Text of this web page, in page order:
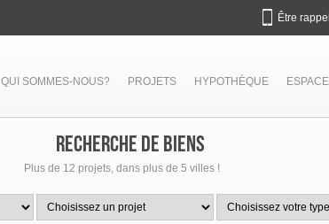
Être
QUI SOMMES-NOUS? PROJETS HYPOTHÈQUE
RECHERCHE DE BIENS
Plus de 12 projets, dans plus de 5 villes !